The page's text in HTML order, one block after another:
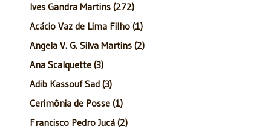
Ives Gandra Martins (272)
Acácio Vaz de Lima Filho (1)
Angela V. G. Silva Martins (2)
Ana Scalquette (3)
Adib Kassouf Sad (3)
Cerimônia de Posse (1)
Francisco Pedro Jucá (2)